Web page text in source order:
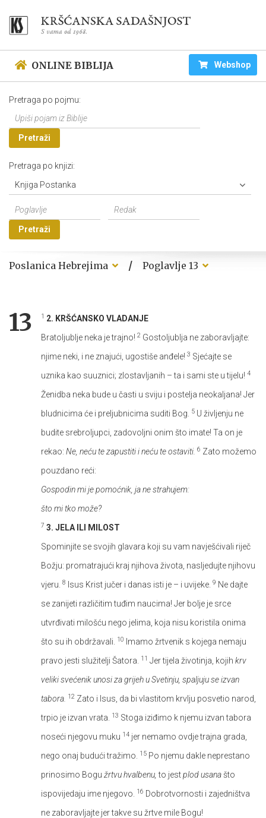
ONLINE BIBLIJA Webshop
Pretraga po pojmu:
Pretraži
Pretraga po knjizi:
Knjiga Postanka
Pretraži
Poslanica Hebrejima / Poglavlje 13
13 1 2. KRŠĆANSKO VLADANJE
Bratoljublje neka je trajno! 2 Gostoljublja ne zaboravljajte:
njime neki, i ne znajući, ugostiše anđele! 3 Sjećajte se
uznika kao suuznici; zlostavljanih – ta i sami ste u tijelu! 4
Ženidba neka bude u časti u sviju i postelja neokaljana! Jer
bludnicima će i preljubnicima suditi Bog.
5 U življenju ne
budite srebroljupci, zadovoljni onim što imate! Ta on je
rekao: Ne, neću te zapustiti i neću te ostaviti. 6 Zato možemo
pouzdano reći:
Gospodin mi je pomoćnik, ja ne strahujem:
što mi tko može?
7 3. JELA ILI MILOST
Spominjite se svojih glavara koji su vam navješćivali riječ
Božju: promatrajući kraj njihova života, nasljedujte njihovu
vjeru. 8 Isus Krist jučer i danas isti je – i uvijeke. 9 Ne dajte
se zanijeti različitim tuđim naucima! Jer bolje je srce
utvrđivati milošću nego jelima, koja nisu koristila onima
što su ih obdržavali.
10
Imamo žrtvenik s kojega nemaju
pravo jesti služitelji Šatora.
11 Jer tijela životinja, kojih krv
veliki svećenik unosi za grijeh u Svetinju, spaljuju se izvan
tabora. 12 Zato i Isus, da bi vlastitom krvlju posvetio narod,
trpio je izvan vrata.
13 Stoga iziđimo k njemu izvan tabora
noseći njegovu muku 14 jer nemamo ovdje trajna grada,
nego onaj budući tražimo.
15 Po njemu dakle neprestano
prinosimo Bogu žrtvu hvalbenu, to jestplod usanašto
ispovijedaju ime njegovo.
16 Dobrotvornosti i zajedništva
ne zaboravljajte jer takve su žrtve mile Bogu!